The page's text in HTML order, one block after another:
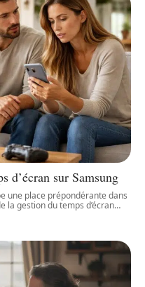
d’écran sur Samsung
une place prépondérante dans
la gestion du temps d’écran…